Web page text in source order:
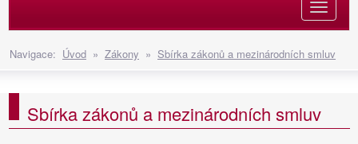
Navigace: Úvod » Zákony » Sbírka zákonů a mezinárodních smluv
Sbírka zákonů a mezinárodních smluv